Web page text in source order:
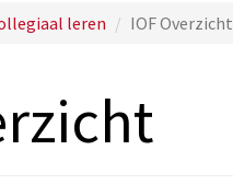
leren IOF Overzicht